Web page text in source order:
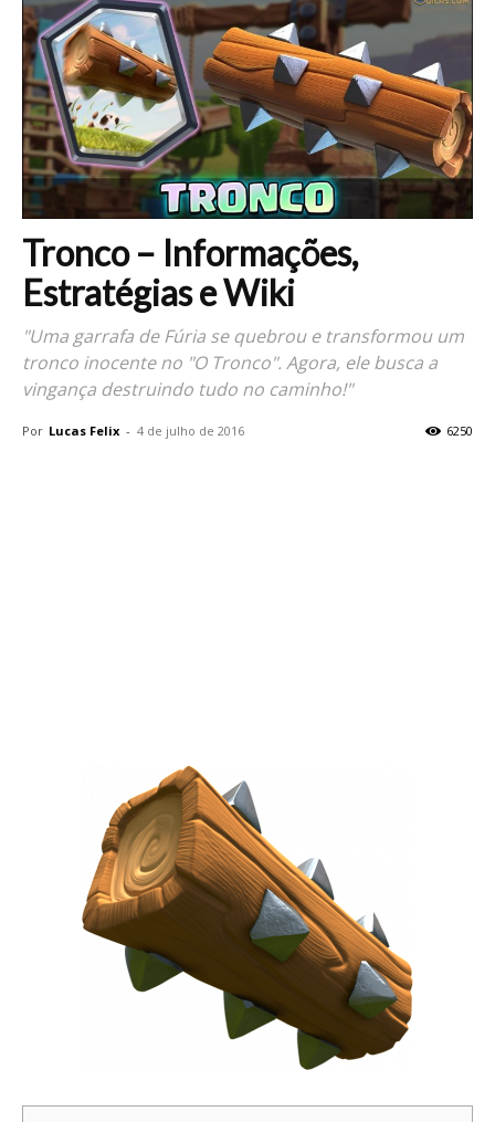
Tronco – Informações,
Estratégias e Wiki
"Uma garrafa de Fúria se quebrou e transformou um
tronco inocente no "O Tronco". Agora, ele busca a
vingança destruindo tudo no caminho!"
Por Lucas Felix - 4 de julho de 2016 6250